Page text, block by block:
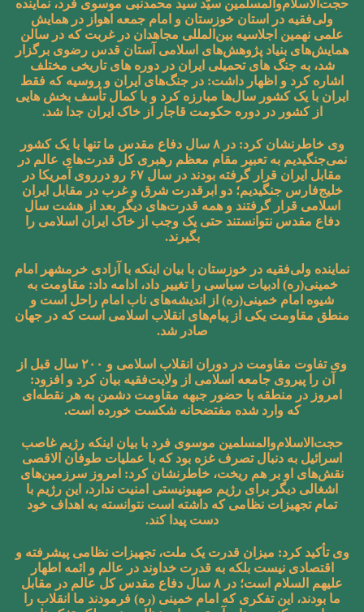
حجت‌الاسلام‌والمسلمین سیّد سید محمدنبی موسوی فرد، نماینده
ولی‌فقیه در استان خوزستان و امام جمعه اهواز در همایش
علمی نهمین اجلاسیه بین‌المللی مجاهدان در غربت که در سالن
همایش‌های بنیاد پژوهش‌های اسلامی آستان قدس رضوی برگزار
شد، به جنگ های تحمیلی ایران در دوره های تاریخی مختلف
اشاره کرد و اظهار داشت: در جنگ‌های ایران و روسیه که فقط
ایران با یک کشور سال‌ها مبارزه کرد و با کمال تأسف بخش هایی
از کشور در دوره حکومت قاجار از خاک ایران جدا شد.
وی خاطرنشان کرد: در ۸ سال دفاع مقدس ما تنها با یک کشور
نمی‌جنگیدیم به تعبیر مقام معظم رهبری کل قدرت‌های عالم در
مقابل ایران قرار گرفته بودند در سال ۶۷ رو درروی آمریکا در
خلیج‌فارس جنگیدیم؛ دو ابرقدرت شرق و غرب در مقابل ایران
اسلامی قرار گرفتند و همه قدرت‌های دیگر بعد از هشت سال
دفاع مقدس نتوانستند حتی یک وجب از خاک ایران اسلامی را
بگیرند.
نماینده ولی‌فقیه در خوزستان با بیان اینکه با آزادی خرمشهر امام
خمینی(ره) ادبیات سیاسی را تغییر داد، ادامه داد: مقاومت به
شیوه امام خمینی(ره) از اندیشه‌های ناب امام راحل است و
منطق مقاومت یکی از پیام‌های انقلاب اسلامی است که در جهان
صادر شد.
وی تفاوت مقاومت در دوران انقلاب اسلامی و ۲۰۰ سال قبل از
آن را پیروی جامعه اسلامی از ولایت‌فقیه بیان کرد و افزود:
امروز در منطقه با حضور جبهه مقاومت دشمن به هر نقطه‌ای
که وارد شده مفتضحانه شکست خورده است.
حجت‌الاسلام‌والمسلمین موسوی فرد با بیان اینکه رژیم غاصب
اسرائیل به دنبال تصرف غزه بود که با عملیات طوفان الاقصی
نقش‌های او بر هم‌ ریخت، خاطرنشان کرد: امروز سرزمین‌های
اشغالی دیگر برای رژیم صهیونیستی امنیت ندارد، این رژیم با
تمام تجهیزات نظامی که داشته است نتوانسته به اهداف خود
دست پیدا کند.
وی تأکید کرد: میزان قدرت یک ملت، تجهیزات نظامی پیشرفته و
اقتصادی نیست بلکه به قدرت خداوند در عالم و ائمه اطهار
علیهم السلام است؛ در ۸ سال دفاع مقدس کل عالم در مقابل
ما بودند، این تفکری که امام خمینی (ره) فرمودند ما انقلاب را